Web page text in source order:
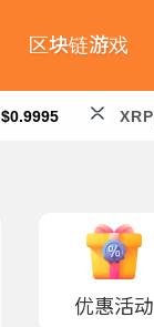
区块链游戏
$0.9995 XRP
优惠活动